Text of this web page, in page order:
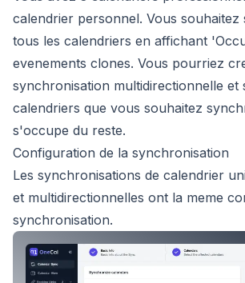
calendrier personnel. Vous
tous les calendriers en affichant
evenements clones. Vous pourriez
synchronisation multidirectionnelle et
calendriers que vous souhaitez
s'occupe du reste.
Configuration de la synchronisation
Les synchronisations de calendrier
et multidirectionnelles ont la meme
synchronisation.